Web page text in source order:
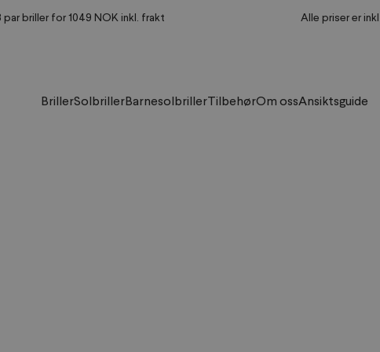
par briller for 1049 NOK inkl. frakt Alle priser er
BrillerSolbrillerBarnesolbrillerTilbehørOm ossAnsiktsguide